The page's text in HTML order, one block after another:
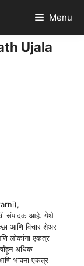
Menu
Ujala
संपादक आहे. येथे
आणि विचार शेअर
लोकांना एकत्र
अधिक
भावना एकत्र